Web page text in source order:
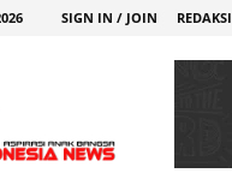
SIGN IN / JOIN REDAKSI